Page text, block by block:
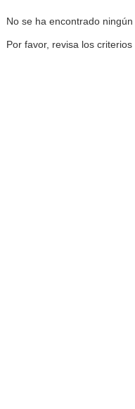
No se ha encontrado ningún
Por favor, revisa los